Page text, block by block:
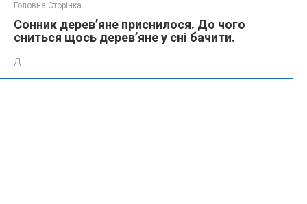
Головна Сторінка
Сонник дерев’яне приснилося. До чого
сниться щось дерев’яне у сні бачити.
Д